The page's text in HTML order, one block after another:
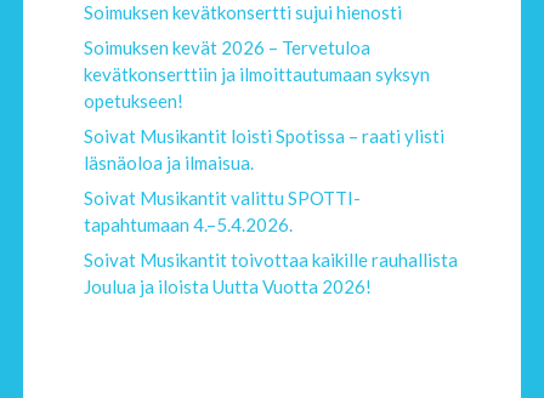
Soimuksen kevätkonsertti sujui hienosti
Soimuksen kevät 2026 – Tervetuloa
kevätkonserttiin ja ilmoittautumaan syksyn
opetukseen!
Soivat Musikantit loisti Spotissa – raati ylisti
läsnäoloa ja ilmaisua.
Soivat Musikantit valittu SPOTTI-
tapahtumaan 4.–5.4.2026.
Soivat Musikantit toivottaa kaikille rauhallista
Joulua ja iloista Uutta Vuotta 2026!